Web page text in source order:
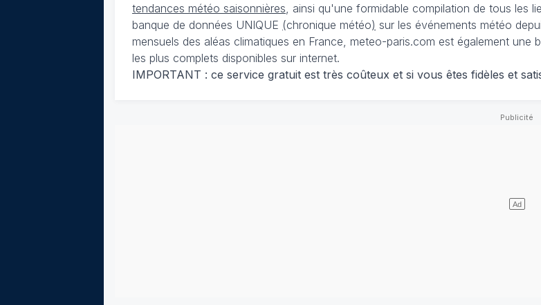
tendances météo saisonnières , ainsi qu'une formidable compilation de tous les
banque de données UNIQUE (chronique météo) sur les événements météo
mensuels des aléas climatiques en France, meteo-paris.com est également
les plus complets disponibles sur internet.
IMPORTANT : ce service gratuit est très coûteux et si vous êtes fidèles et